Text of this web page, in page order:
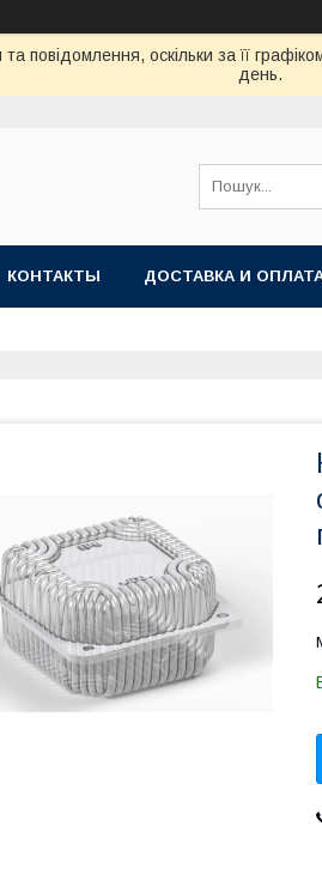
повідомлення, оскільки за її
день.
КОНТАКТЫ ДОСТАВКА И